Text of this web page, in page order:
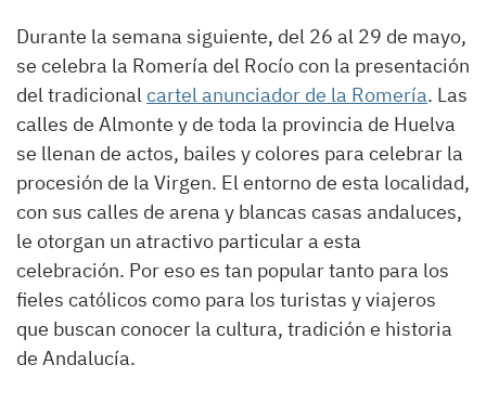
Durante la semana siguiente, del 26 al 29 de mayo,
se celebra la Romería del Rocío con la presentación
del tradicionalcartel anunciador de la Romería. Las
calles de Almonte y de toda la provincia de Huelva
se llenan de actos, bailes y colores para celebrar la
procesión de la Virgen. El entorno de esta localidad,
con sus calles de arena y blancas casas andaluces,
le otorgan un atractivo particular a esta
celebración. Por eso es tan popular tanto para los
fieles católicos como para los turistas y viajeros
que buscan conocer la cultura, tradición e historia
de Andalucía.